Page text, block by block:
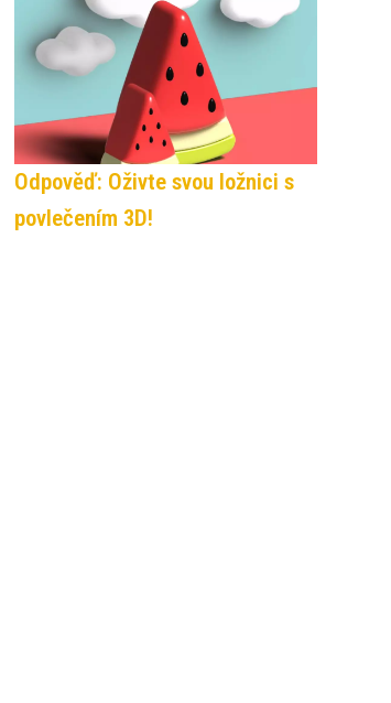
Odpověď: Oživte svou ložnici s
povlečením 3D!